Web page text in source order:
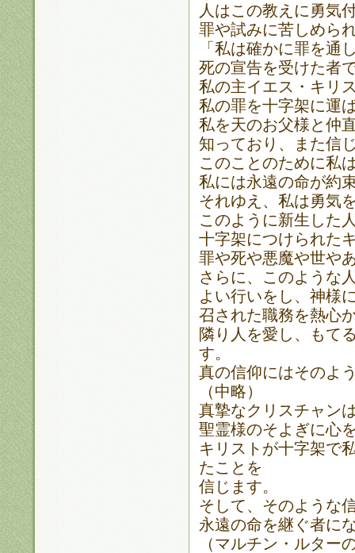
人はこの教えに勇気
罪や試みに苦しめら
「私は確かに罪を通
死の宣告を受けた者
私の主イエス・キリ
私の罪を十字架に運
私を天のお父様と仲
知っており、また信
このことのために私
私には永遠の命が約
それゆえ、私は勇気
このように新生した
十字架につけられた
罪や死や悪魔や世や
さらに、このような
よい行いをし、神様
召された職務を熱心
隣り人を愛し、もて
す。
真の信仰にはそのよ
（中略）
真摯なクリスチャン
聖霊様のそよぎに心
キリストが十字架で
たことを
信じます。
そして、そのような
永遠の命を継ぐ者に
（マルチン・ルター